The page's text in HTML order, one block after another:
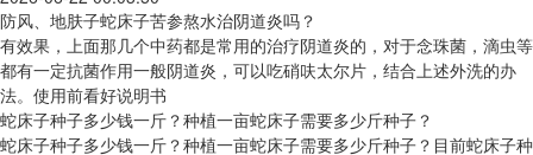
防风、地肤子蛇床子苦参熬水治阴道炎吗？
有效果，上面那几个中药都是常用的治疗阴道炎的，对于念珠菌，滴虫等
都有一定抗菌作用一般阴道炎，可以吃硝呋太尔片，结合上述外洗的办
法。使用前看好说明书
蛇床子种子多少钱一斤？种植一亩蛇床子需要多少斤种子？
蛇床子种子多少钱一斤？种植一亩蛇床子需要多少斤种子？目前蛇床子种